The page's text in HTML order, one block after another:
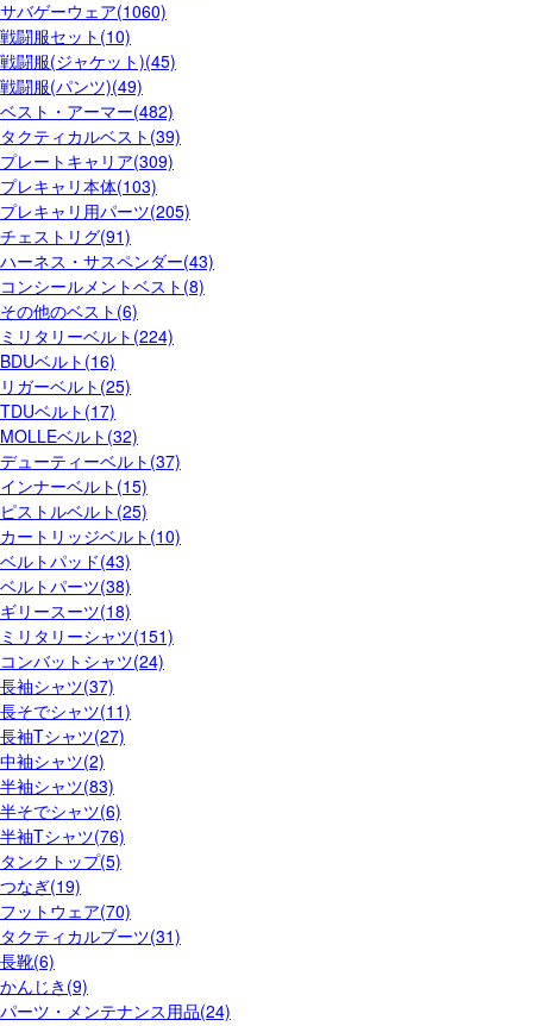
サバゲーウェア(1060)
戦闘服セット(10)
戦闘服(ジャケット)(45)
戦闘服(パンツ)(49)
ベスト・アーマー(482)
タクティカルベスト(39)
プレートキャリア(309)
プレキャリ本体(103)
プレキャリ用パーツ(205)
チェストリグ(91)
ハーネス・サスペンダー(43)
コンシールメントベスト(8)
その他のベスト(6)
ミリタリーベルト(224)
BDUベルト(16)
リガーベルト(25)
TDUベルト(17)
MOLLEベルト(32)
デューティーベルト(37)
インナーベルト(15)
ピストルベルト(25)
カートリッジベルト(10)
ベルトパッド(43)
ベルトパーツ(38)
ギリースーツ(18)
ミリタリーシャツ(151)
コンバットシャツ(24)
長袖シャツ(37)
長そでシャツ(11)
長袖Tシャツ(27)
中袖シャツ(2)
半袖シャツ(83)
半そでシャツ(6)
半袖Tシャツ(76)
タンクトップ(5)
つなぎ(19)
フットウェア(70)
タクティカルブーツ(31)
長靴(6)
かんじき(9)
パーツ・メンテナンス用品(24)